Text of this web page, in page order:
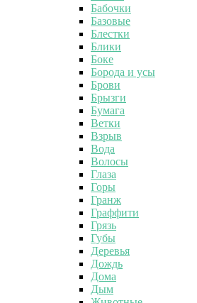
Бабочки
Базовые
Блестки
Блики
Боке
Борода и усы
Брови
Брызги
Бумага
Ветки
Взрыв
Вода
Волосы
Глаза
Горы
Гранж
Граффити
Грязь
Губы
Деревья
Дождь
Дома
Дым